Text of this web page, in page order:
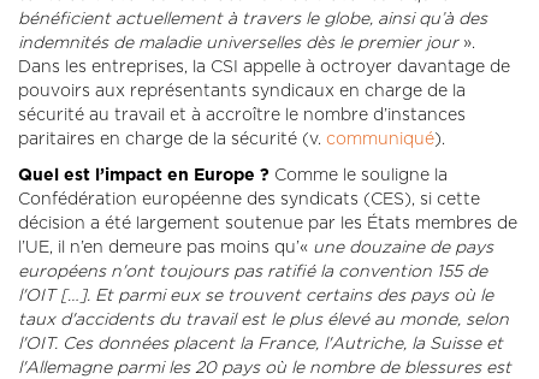
bénéficient actuellement à travers le globe, ainsi qu’à des
indemnités de maladie universelles dès le premier jour».
Dans les entreprises, la CSI appelle à octroyer davantage de
pouvoirs aux représentants syndicaux en charge de la
sécurité au travail et à accroître le nombre d’instances
paritaires en charge de la sécurité (v. communiqué).
Quel est l’impact en Europe ? Comme le souligne la
Confédération européenne des syndicats (CES), si cette
décision a été largement soutenue par les États membres de
l’UE, il n’en demeure pas moins qu’« une douzaine de pays
européens n'ont toujours pas ratifié la convention 155 de
l'OIT […]. Et parmi eux se trouvent certains des pays où le
taux d'accidents du travail est le plus élevé au monde, selon
l'OIT. Ces données placent la France, l'Autriche, la Suisse et
l'Allemagne parmi les 20 pays où le nombre de blessures est